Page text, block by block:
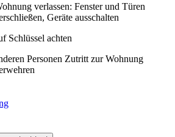
verlassen: Fenster und Türen
Geräte ausschalten
Schlüssel achten
Personen Zutritt zur Wohnung